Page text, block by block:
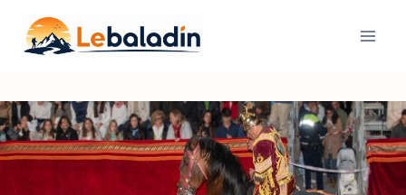
contenu